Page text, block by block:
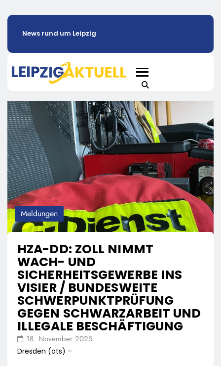
News rund um Leipzig
Meldungen
HZA-DD: ZOLL NIMMT
WACH- UND
SICHERHEITSGEWERBE INS
VISIER / BUNDESWEITE
SCHWERPUNKTPRÜFUNG
GEGEN SCHWARZARBEIT UND
ILLEGALE BESCHÄFTIGUNG
18. November 2025
Dresden (ots) –